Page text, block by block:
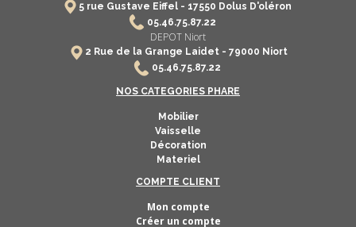
5 rue Gustave Eiffel - 17550 Dolus D'oléron
05.46.75.87.22
DEPOT Niort
2 Rue de la Grange Laidet - 79000 Niort
05.46.75.87.22
NOS CATEGORIES PHARE
Mobilier
Vaisselle
Décoration
Materiel
COMPTE CLIENT
Mon compte
Créer un compte